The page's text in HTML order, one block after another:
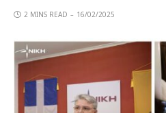
2 MINS READ 16/02/2025